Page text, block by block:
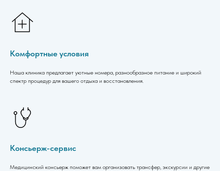
Комфортные условия
Наша клиника предлагает уютные номера, разнообразное питание и широкий
спектр процедур для вашего отдыха и восстановления.
Консьерж-сервис
Медицинский консьерж поможет вам организовать трансфер, экскурсии и другие